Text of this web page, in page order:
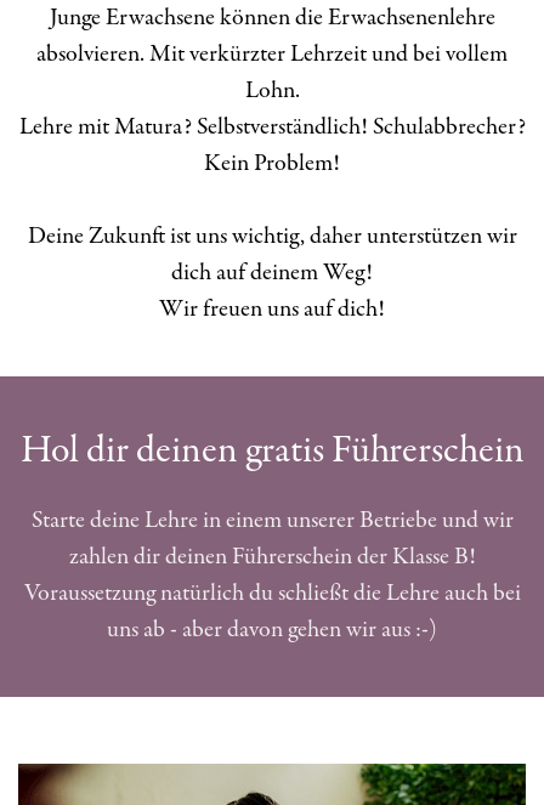
Junge Erwachsene können die Erwachsenenlehre
absolvieren. Mit verkürzter Lehrzeit und bei vollem
Lohn.
Lehre mit Matura? Selbstverständlich! Schulabbrecher?
Kein Problem!
Deine Zukunft ist uns wichtig, daher unterstützen wir
dich auf deinem Weg!
Wir freuen uns auf dich!
Hol dir deinen gratis Führerschein
Starte deine Lehre in einem unserer Betriebe und wir
zahlen dir deinen Führerschein der Klasse B!
Voraussetzung natürlich du schließt die Lehre auch bei
uns ab - aber davon gehen wir aus :-)